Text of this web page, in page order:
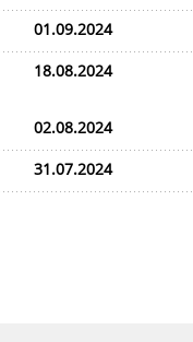
01.09.2024
18.08.2024
02.08.2024
31.07.2024